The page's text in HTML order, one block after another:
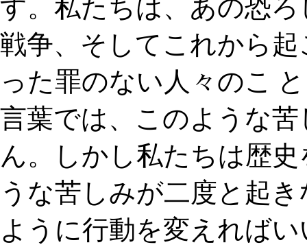
す。私たちは、あの恐
戦争、そしてこれから
った罪のない人々のこ
言葉では、このような
ん。しかし私たちは歴
うな苦しみが二度と起
ように行動を変えれば